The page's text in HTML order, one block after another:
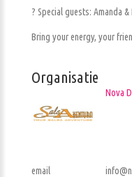
? Special guests: Amanda
Bring your energy, your
Organisatie
Nova
email